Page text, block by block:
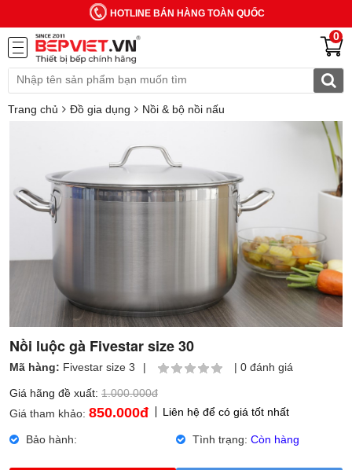
HOTLINE BÁN HÀNG TOÀN QUỐC
0
Trang chủ Đồ gia dụng Nồi & bộ nồi nấu
Nồi luộc gà Fivestar size 30
Mã hàng: Fivestar size 3 | | 0 đánh giá
Giá hãng đề xuất: 1.000.000đ
Giá tham khảo: 850.000đ Liên hệ để có giá tốt nhất
Bảo hành: Tình trạng: Còn hàng